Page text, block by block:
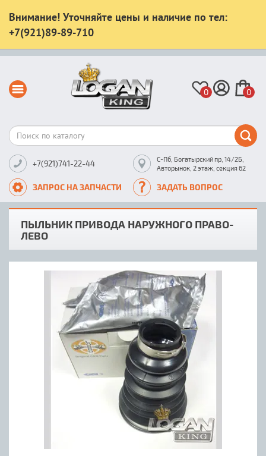
Внимание! Уточняйте цены и наличие по тел:
+7(921)89-89-710
0 0
+7(921)741-22-44
С-Пб, Богатырский пр, 14/2Б,
Авторынок, 2 этаж, секция 62
ЗАПРОС НА ЗАПЧАСТИ ЗАДАТЬ ВОПРОС
ПЫЛЬНИК ПРИВОДА НАРУЖНОГО ПРАВО-
ЛЕВО